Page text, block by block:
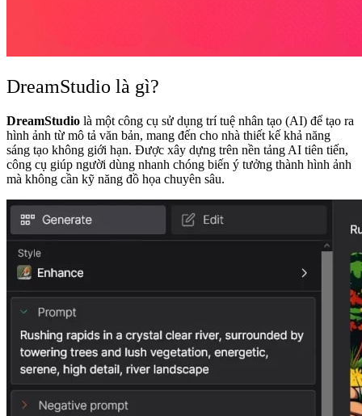
DreamStudio là gì?
DreamStudio là một công cụ sử dụng trí tuệ nhân tạo (AI) để tạo ra
hình ảnh từ mô tả văn bản, mang đến cho nhà thiết kế khả năng
sáng tạo không giới hạn. Được xây dựng trên nền tảng AI tiên tiến,
công cụ giúp người dùng nhanh chóng biến ý tưởng thành hình ảnh
mà không cần kỹ năng đồ họa chuyên sâu.